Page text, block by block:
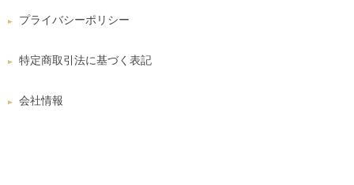
プライバシーポリシー
特定商取引法に基づく表記
会社情報